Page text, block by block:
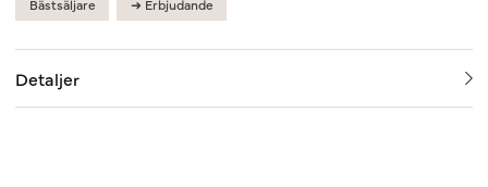
Bästsäljare ➜ Erbjudande
Detaljer